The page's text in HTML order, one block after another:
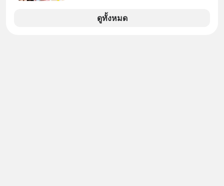
ตามมาคือ โทรศัพท์ของเขากลายเป็น
ความเงียบสนิทนานถึง 14 เดือนเต็ม แต่
อายุ 5,000 คน มีข้อมูลที่น่าสนใจเกี่ยว
ดูทั้งหมด